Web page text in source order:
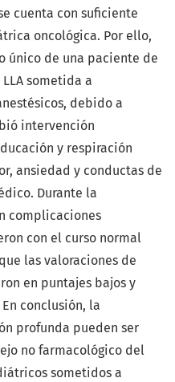
cuenta con suficiente
oncológica. Por ello,
único de una paciente de
sometida a
debido a
intervención
y respiración
ansiedad y conductas de
Durante la
complicaciones
con el curso normal
las valoraciones de
en puntajes bajos y
conclusión, la
profunda pueden ser
no farmacológico del
sometidos a